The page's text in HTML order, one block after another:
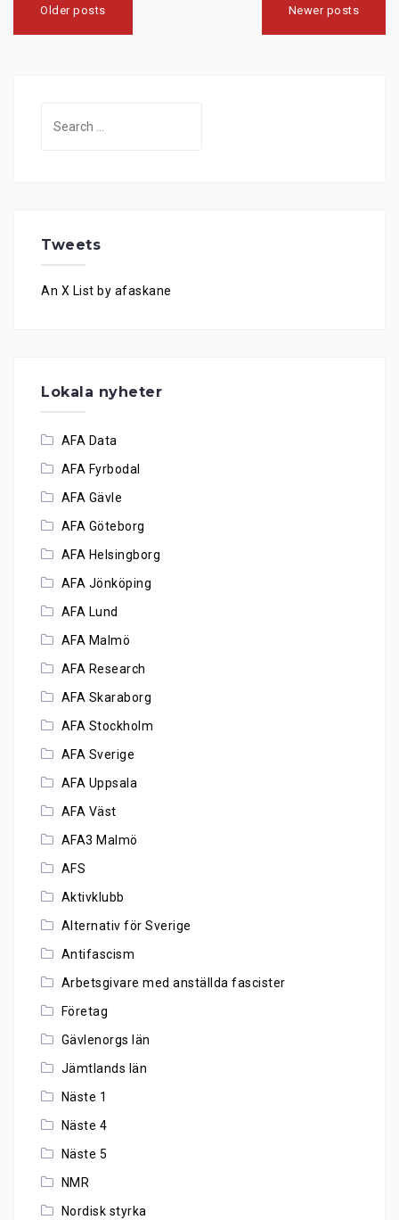
navigation
Older posts Newer posts
Tweets
An X List by afaskane
Lokala nyheter
AFA Data
AFA Fyrbodal
AFA Gävle
AFA Göteborg
AFA Helsingborg
AFA Jönköping
AFA Lund
AFA Malmö
AFA Research
AFA Skaraborg
AFA Stockholm
AFA Sverige
AFA Uppsala
AFA Väst
AFA3 Malmö
AFS
Aktivklubb
Alternativ för Sverige
Antifascism
Arbetsgivare med anställda fascister
Företag
Gävlenorgs län
Jämtlands län
Näste 1
Näste 4
Näste 5
NMR
Nordisk styrka